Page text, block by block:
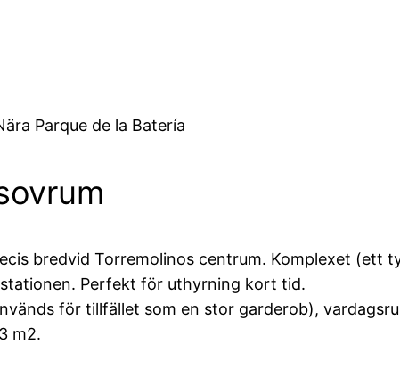
Parque de la Batería
bredvid Torremolinos centrum. Komplexet (ett
Perfekt för uthyrning kort tid.
för tillfället som en stor garderob),
m2.